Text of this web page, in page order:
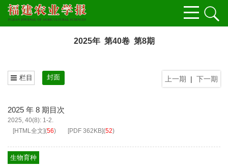
2025年 第40卷 第8期
上一期 | 下一期
栏目 封面
2025 年 8 期目次
2025, 40(8): 1-2.
[HTML全文](56) [PDF 362KB](52)
生物育种